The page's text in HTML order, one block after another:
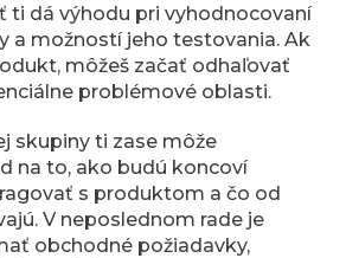
ti dá výhodu pri vyhodnocovaní
a možností jeho testovania. Ak
môžeš začať odhaľovať
problémové oblasti.
skupiny ti zase môže
na to, ako budú koncoví
s produktom a čo od
V neposlednom rade je
obchodné požiadavky,